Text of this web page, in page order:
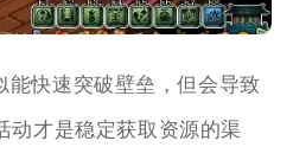
能快速突破壁垒，但会导致
动才是稳定获取资源的渠